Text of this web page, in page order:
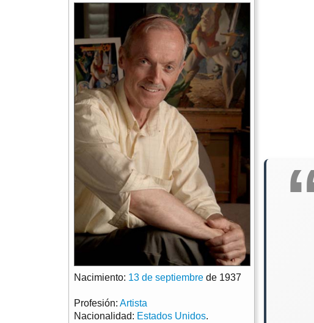
Nacimiento: 13 de septiembre de 1937
Profesión: Artista
Nacionalidad: Estados Unidos.